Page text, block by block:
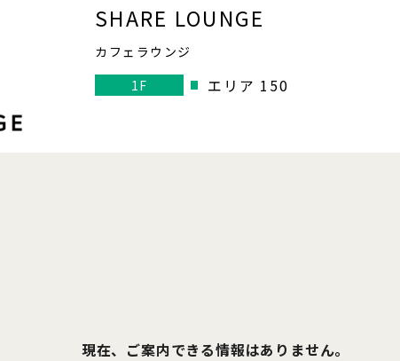
SHARE LOUNGE
カフェラウンジ
1F
エリア 150
現在、ご案内できる情報はありません。